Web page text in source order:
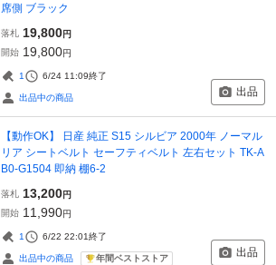
席側 ブラック
落札 19,800円
開始 19,800円
1 6/24 11:09終了
出品中の商品 出品
【動作OK】 日産 純正 S15 シルビア 2000年 ノーマル
リア シートベルト セーフティベルト 左右セット TK-A
B0-G1504 即納 棚6-2
落札 13,200円
開始 11,990円
1 6/22 22:01終了
出品中の商品 年間ベストストア 出品